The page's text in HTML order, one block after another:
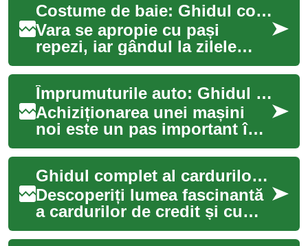
Costume de baie: Ghidul complet pentru alegerea ținutei perfecte de plajă
Vara se apropie cu pași
repezi, iar gândul la zilele
însorite petrecute pe plajă ne
face să zâmbim. Indiferent
dacă p...
Împrumuturile auto: Ghidul tău complet pentru finanțarea mașinii visurilor tale
Achiziționarea unei mașini
noi este un pas important în
viața oricui, iar pentru mulți
români, finanțarea acestei
ach...
Ghidul complet al cardurilor de credit: Beneficii și sfaturi esențiale
Descoperiți lumea fascinantă
a cardurilor de credit și cum
să le folosiți în avantajul